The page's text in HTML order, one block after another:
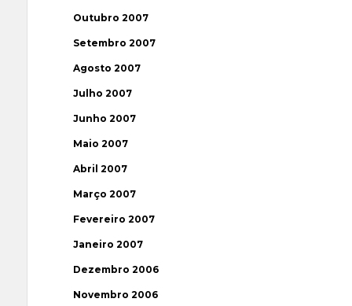
Outubro 2007
Setembro 2007
Agosto 2007
Julho 2007
Junho 2007
Maio 2007
Abril 2007
Março 2007
Fevereiro 2007
Janeiro 2007
Dezembro 2006
Novembro 2006